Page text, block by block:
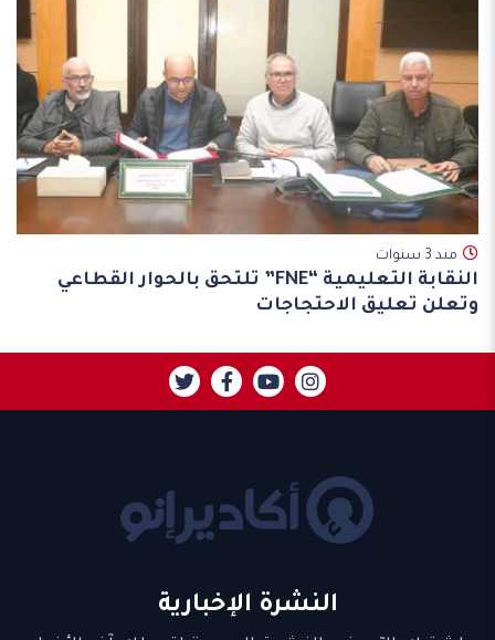
مند 3 سنوات
النقابة التعليمية “FNE” تلتحق بالحوار القطاعي
وتعلن تعليق الاحتجاجات
النشرة الإخبارية